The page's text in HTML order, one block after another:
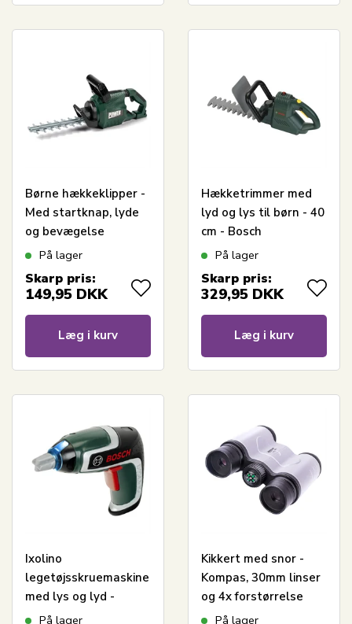
Børne hækkeklipper -
Med startknap, lyde
og bevægelse
På lager
Skarp pris:
149,95 DKK
Læg i kurv
Hækketrimmer med
lyd og lys til børn - 40
cm - Bosch
legetøjsværktøj
På lager
Skarp pris:
329,95 DKK
Læg i kurv
Ixolino
legetøjsskruemaskine
med lys og lyd -
Bosch legetøjsværktøj
På lager
Kikkert med snor -
Kompas, 30mm linser
og 4x forstørrelse
På lager